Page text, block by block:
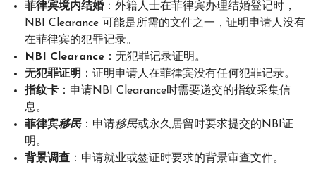
菲律宾境内结婚 ：外籍人士在菲律宾办理结婚登记时，
NBI Clearance 可能是所需的文件之一，证明申请人没有
在菲律宾的犯罪记录。
NBI Clearance ：无犯罪记录证明。
无犯罪证明 ：证明申请人在菲律宾没有任何犯罪记录。
指纹卡 ：申请NBI Clearance时需要递交的指纹采集信
息。
菲律宾移民：申请移民或永久居留时要求提交的NBI证
明。
背景调查 ：申请就业或签证时要求的背景审查文件。